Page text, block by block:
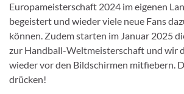
Europameisterschaft 2024 im eigenen
begeistert und wieder viele neue Fans
können. Zudem starten im Januar 2025
zur Handball-Weltmeisterschaft und wir
wieder vor den Bildschirmen mitfiebern.
drücken!